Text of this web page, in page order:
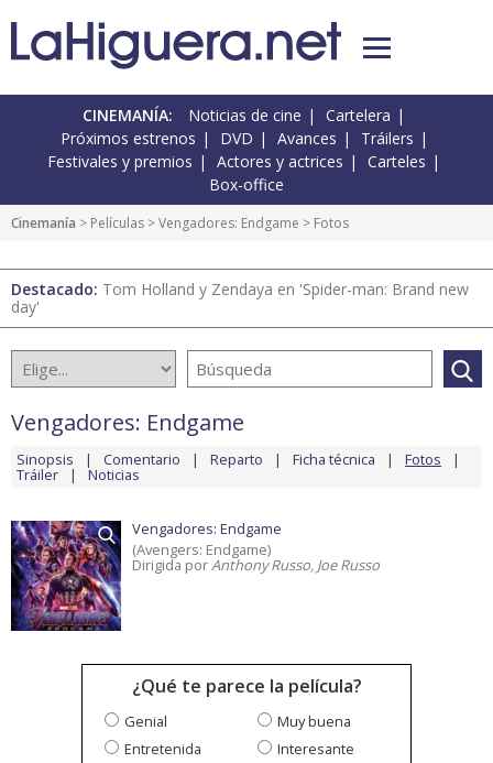
CINEMANÍA: Noticias de cine
Cartelera
Próximos estrenos
DVD Avances
Tráilers
Festivales y premios
Actores y actrices
Carteles
Box-office
Cinemanía > Películas >Vengadores: Endgame > Fotos
Destacado: Tom Holland y Zendaya en 'Spider-man: Brand new
day'
Vengadores: Endgame
Sinopsis Comentario Reparto Ficha técnica Fotos
Tráiler Noticias
Vengadores: Endgame
(Avengers: Endgame)
Dirigida porAnthony Russo, Joe Russo
¿Qué te parece la película?
Genial
Muy buena
Entretenida
Interesante